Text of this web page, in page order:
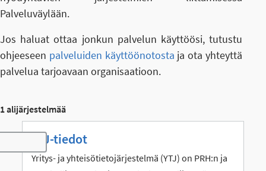
Palveluväylään.
Jos haluat ottaa jonkun palvelun käyttöösi, tutustu
ohjeeseen palveluiden käyttöönotosta ja ota yhteyttä
palvelua tarjoavaan organisaatioon.
1 alijärjestelmää
Toggle navigation
YTJ-tiedot
Yritys- ja yhteisötietojärjestelmä (YTJ) on PRH:n ja